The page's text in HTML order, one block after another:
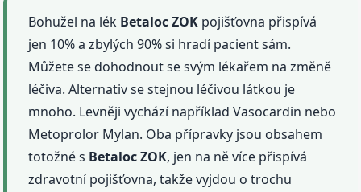
Bohužel na lék Betaloc ZOK pojišťovna přispívá
jen 10% a zbylých 90% si hradí pacient sám.
Můžete se dohodnout se svým lékařem na změně
léčiva. Alternativ se stejnou léčivou látkou je
mnoho. Levněji vychází například Vasocardin nebo
Metoprolor Mylan. Oba přípravky jsou obsahem
totožné s Betaloc ZOK, jen na ně více přispívá
zdravotní pojišťovna, takže vyjdou o trochu